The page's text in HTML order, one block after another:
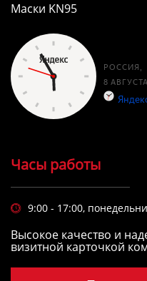
Маски KN95
Часы работы
 9:00 - 17:00,
Высокое качество и
визитной карточкой